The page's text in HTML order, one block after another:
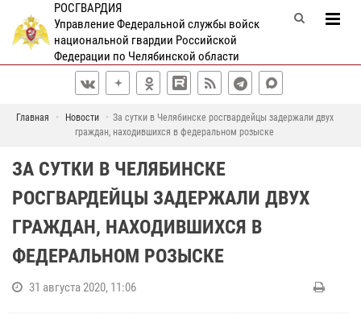
РОСГВАРДИЯ
Управление Федеральной службы войск
национальной гвардии Российской
Федерации по Челябинской области
Главная Новости
За сутки в Челябинске росгвардейцы задержали двух
граждан, находившихся в федеральном розыске
ЗА СУТКИ В ЧЕЛЯБИНСКЕ
РОСГВАРДЕЙЦЫ ЗАДЕРЖАЛИ ДВУХ
ГРАЖДАН, НАХОДИВШИХСЯ В
ФЕДЕРАЛЬНОМ РОЗЫСКЕ
31 августа 2020, 11:06